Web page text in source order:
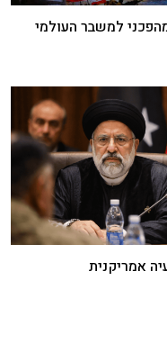
למשבר העולמי
אמריקנית